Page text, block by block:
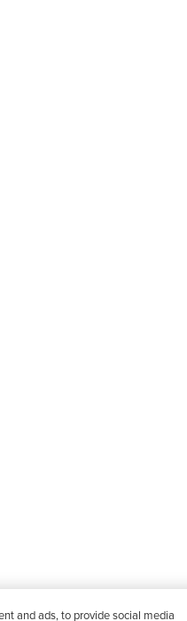
and ads, to provide social media